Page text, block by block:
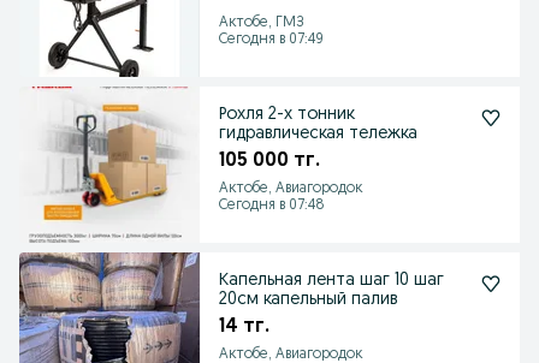
Актобе, ГМЗ
Сегодня в 07:49
Рохля 2-х тонник
гидравлическая тележка
105 000 тг.
Актобе, Авиагородок
Сегодня в 07:48
Капельная лента шаг 10 шаг
20см капельный палив
14 тг.
Актобе, Авиагородок